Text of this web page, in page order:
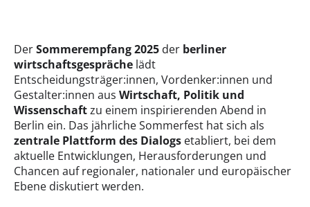
DerSommerempfang 2025 der berliner
wirtschaftsgespräche lädt
Entscheidungsträger:innen, Vordenker:innen und
Gestalter:innen aus Wirtschaft, Politik und
Wissenschaftzu einem inspirierenden Abend in
Berlin ein. Das jährliche Sommerfest hat sich als
zentrale Plattform des Dialogs etabliert, bei dem
aktuelle Entwicklungen, Herausforderungen und
Chancen auf regionaler, nationaler und europäischer
Ebene diskutiert werden.